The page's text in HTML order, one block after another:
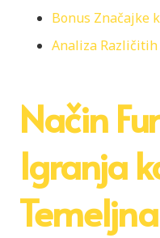
Bonus Značajke
Analiza
Način
Igranja